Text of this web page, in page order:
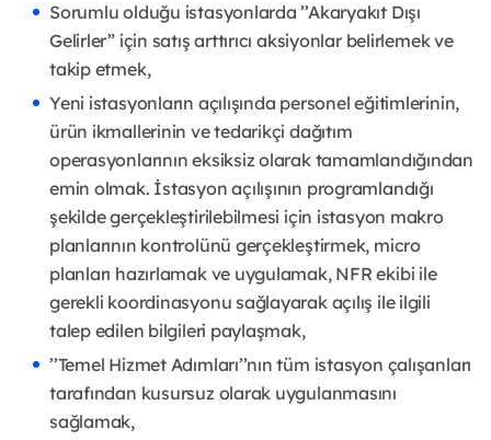
Sorumlu olduğu istasyonlarda ’’Akaryakıt Dışı
Gelirler” için satış arttırıcı aksiyonlar belirlemek ve
takip etmek,
Yeni istasyonların açılışında personel eğitimlerinin,
ürün ikmallerinin ve tedarikçi dağıtım
operasyonlarının eksiksiz olarak tamamlandığından
emin olmak. İstasyon açılışının programlandığı
şekilde gerçekleştirilebilmesi için istasyon makro
planlarının kontrolünü gerçekleştirmek, micro
planları hazırlamak ve uygulamak, NFR ekibi ile
gerekli koordinasyonu sağlayarak açılış ile ilgili
talep edilen bilgileri paylaşmak,
’’Temel Hizmet Adımları’’nın tüm istasyon çalışanları
tarafından kusursuz olarak uygulanmasını
sağlamak,